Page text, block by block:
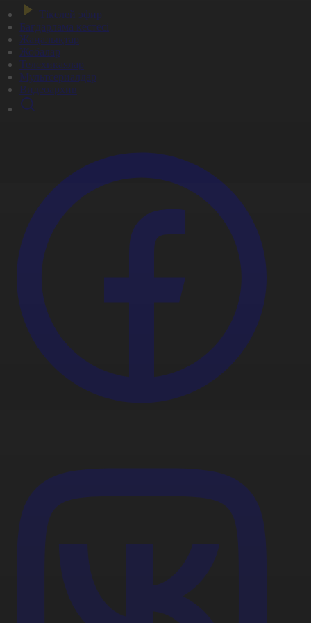
Тікелей эфир
Бағдарлама кестесі
Жаңалықтар
Жобалар
Телехикаялар
Мультсериалдар
Видеоархив